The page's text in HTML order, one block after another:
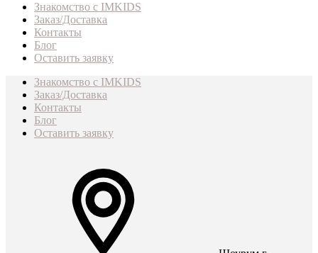
Знакомство с IMKIDS
Заказ/Доставка
Контакты
Блог
Оставить заявку
Знакомство с IMKIDS
Заказ/Доставка
Контакты
Блог
Оставить заявку